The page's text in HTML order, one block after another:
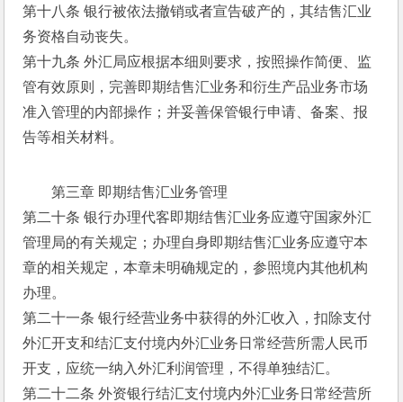
第十八条 银行被依法撤销或者宣告破产的，其结售汇业
务资格自动丧失。
第十九条 外汇局应根据本细则要求，按照操作简便、监
管有效原则，完善即期结售汇业务和衍生产品业务市场
准入管理的内部操作；并妥善保管银行申请、备案、报
告等相关材料。
第三章 即期结售汇业务管理
第二十条 银行办理代客即期结售汇业务应遵守国家外汇
管理局的有关规定；办理自身即期结售汇业务应遵守本
章的相关规定，本章未明确规定的，参照境内其他机构
办理。
第二十一条 银行经营业务中获得的外汇收入，扣除支付
外汇开支和结汇支付境内外汇业务日常经营所需人民币
开支，应统一纳入外汇利润管理，不得单独结汇。
第二十二条 外资银行结汇支付境内外汇业务日常经营所